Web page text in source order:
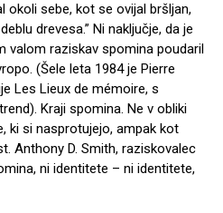
okoli sebe, kot se ovijal bršljan,
drevesa.” Ni naključje, da je
valom raziskav spomina poudaril
(Šele leta 1984 je Pierre
Les Lieux de mémoire, s
Kraji spomina. Ne v obliki
ki si nasprotujejo, ampak kot
Anthony D. Smith, raziskovalec
ni identitete – ni identitete,